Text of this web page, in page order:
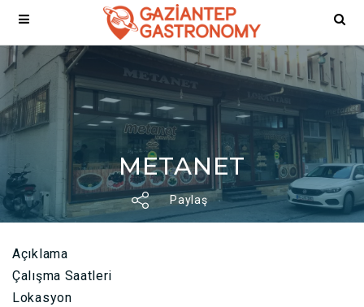
METANET
Paylaş
Açıklama
Çalışma Saatleri
Lokasyon